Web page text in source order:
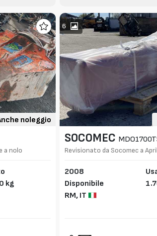
noleggio
a nolo
kg
6
SOCOMEC
Revisionato da Socomec a
2008
Disponibile
RM, IT